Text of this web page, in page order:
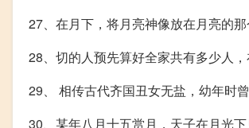
27、在月下，将月亮神像放在月亮的
28、切的人预先算好全家共有多少人
29、 相传古代齐国丑女无盐，幼年时
30、某年八月十五赏月，天子在月光